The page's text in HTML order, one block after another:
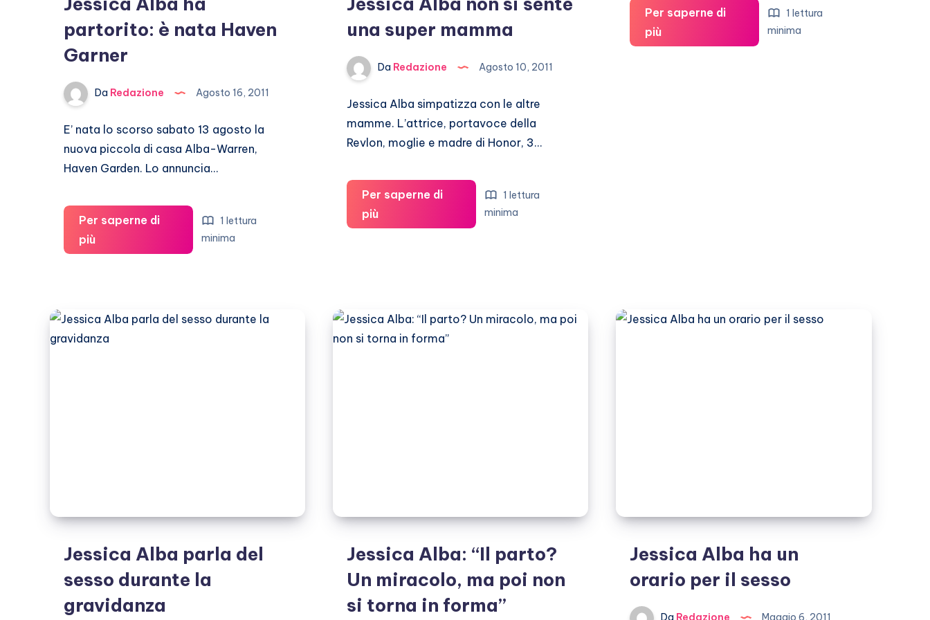
partorito: è nata Haven
Garner
Da Redazione Agosto 16, 2011
E’ nata lo scorso sabato 13 agosto la
nuova piccola di casa Alba-Warren,
Haven Garden. Lo annuncia…
Per saperne di
piùJessica
Alba
è
nata
1 lettura
minima
una super mamma
Da Redazione Agosto 10, 2011
Jessica Alba simpatizza con le altre
mamme. L’attrice, portavoce della
Revlon, moglie e madre di Honor, 3…
Per saperne di
piùJessica
Alba
1 lettura
minima
Per saperne di
piùJessica
Alba
1 lettura
minima
Jessica Alba parla del
sesso durante la
gravidanza
Jessica Alba: “Il parto?
Un miracolo, ma poi non
si torna in forma”
Jessica Alba ha un
orario per il sesso
Da Redazione Maggio 6, 2011